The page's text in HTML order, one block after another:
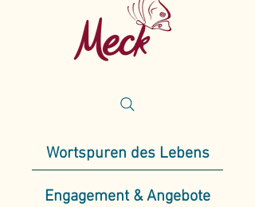
Wortspuren des Lebens
Engagement & Angebote